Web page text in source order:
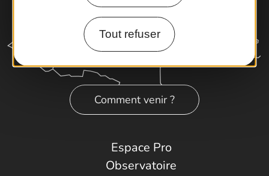
Tout refuser
Comment venir ?
Espace Pro
Observatoire